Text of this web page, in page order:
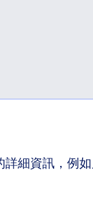
詳細資訊，例